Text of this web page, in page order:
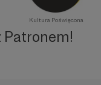
Kultura Poświęcona
Patronem!